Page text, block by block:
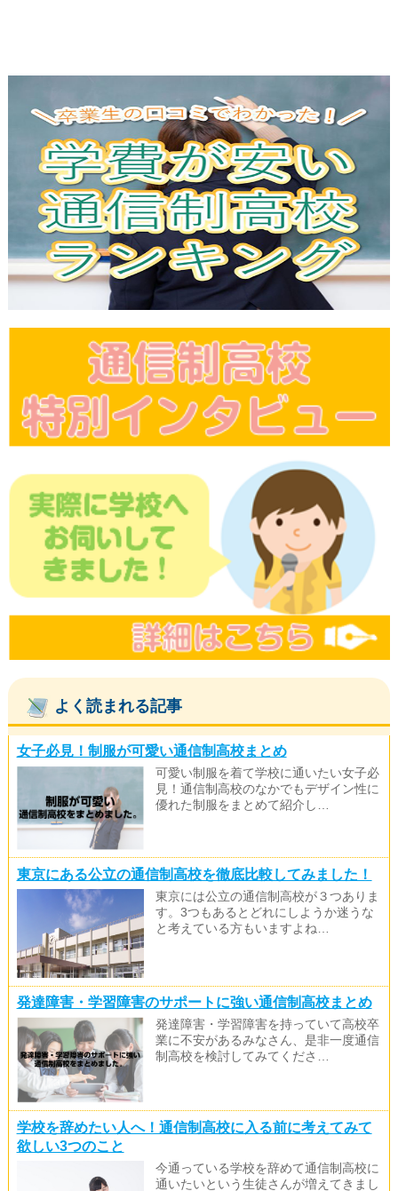
よく読まれる記事
女子必見！制服が可愛い通信制高校まとめ
可愛い制服を着て学校に通いたい女子必
見！通信制高校のなかでもデザイン性に
優れた制服をまとめて紹介し…
東京にある公立の通信制高校を徹底比較してみました！
東京には公立の通信制高校が３つありま
す。3つもあるとどれにしようか迷うな
と考えている方もいますよね…
発達障害・学習障害のサポートに強い通信制高校まとめ
発達障害・学習障害を持っていて高校卒
業に不安があるみなさん、是非一度通信
制高校を検討してみてくださ…
学校を辞めたい人へ！通信制高校に入る前に考えてみて
欲しい3つのこと
今通っている学校を辞めて通信制高校に
通いたいという生徒さんが増えてきまし